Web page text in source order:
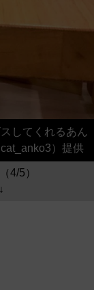
してくれるあん
）提供
4/5）